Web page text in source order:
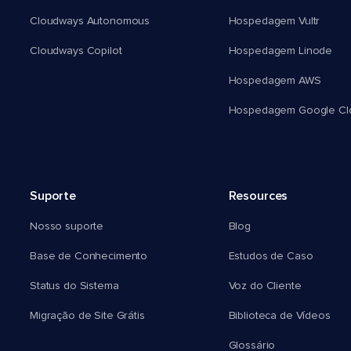
Cloudways Autonomous
Cloudways Copilot
Hospedagem Vultr
Hospedagem Linode
Hospedagem AWS
Hospedagem Google
Suporte
Nosso suporte
Base de Conhecimento
Status do Sistema
Migração de Site Grátis
Resources
Blog
Estudos de Caso
Voz do Cliente
Biblioteca de Vídeos
Glossário